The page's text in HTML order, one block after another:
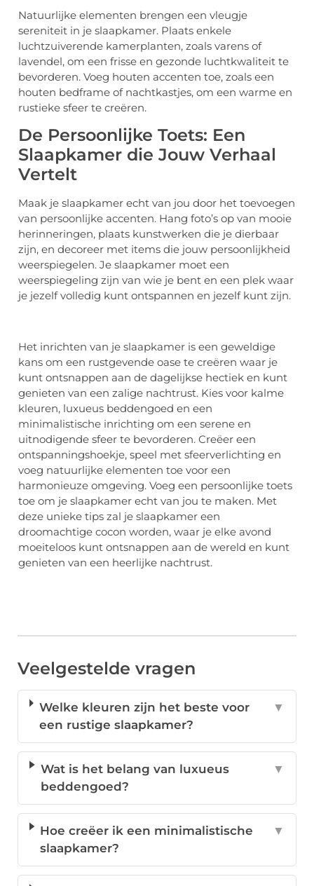
Natuurlijke elementen brengen een vleugje
sereniteit in je slaapkamer. Plaats enkele
luchtzuiverende kamerplanten, zoals varens of
lavendel, om een frisse en gezonde luchtkwaliteit te
bevorderen. Voeg houten accenten toe, zoals een
houten bedframe of nachtkastjes, om een warme en
rustieke sfeer te creëren.
De Persoonlijke Toets: Een
Slaapkamer die Jouw Verhaal
Vertelt
Maak je slaapkamer echt van jou door het toevoegen
van persoonlijke accenten. Hang foto’s op van mooie
herinneringen, plaats kunstwerken die je dierbaar
zijn, en decoreer met items die jouw persoonlijkheid
weerspiegelen. Je slaapkamer moet een
weerspiegeling zijn van wie je bent en een plek waar
je jezelf volledig kunt ontspannen en jezelf kunt zijn.
Het inrichten van je slaapkamer is een geweldige
kans om een rustgevende oase te creëren waar je
kunt ontsnappen aan de dagelijkse hectiek en kunt
genieten van een zalige nachtrust. Kies voor kalme
kleuren, luxueus beddengoed en een
minimalistische inrichting om een serene en
uitnodigende sfeer te bevorderen. Creëer een
ontspanningshoekje, speel met sfeerverlichting en
voeg natuurlijke elementen toe voor een
harmonieuze omgeving. Voeg een persoonlijke toets
toe om je slaapkamer echt van jou te maken. Met
deze unieke tips zal je slaapkamer een
droomachtige cocon worden, waar je elke avond
moeiteloos kunt ontsnappen aan de wereld en kunt
genieten van een heerlijke nachtrust.
Veelgestelde vragen
Welke kleuren zijn het beste voor
een rustige slaapkamer?
▼
Wat is het belang van luxueus
beddengoed?
▼
Hoe creëer ik een minimalistische
slaapkamer?
▼